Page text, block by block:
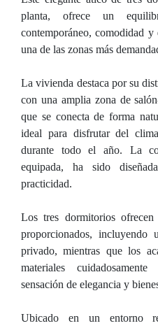
planta, ofrece un
contemporáneo, comodidad
una de las zonas más
La vivienda destaca por su
con una amplia zona de
que se conecta de forma
ideal para disfrutar del
durante todo el año. La
equipada, ha sido
practicidad.
Los tres dormitorios
proporcionados,
privado, mientras que los
materiales
sensación de elegancia y
Ubicado en un entorno